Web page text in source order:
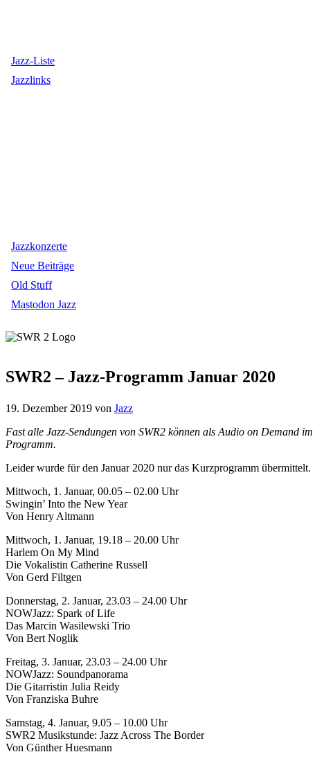
Jazz-Liste
Jazzlinks
Jazzkonzerte
Neue Beiträge
Old Stuff
Mastodon Jazz
SWR2 – Jazz-Programm Januar 2020
19. Dezember 2019 von Jazz
Fast alle Jazz-Sendungen von SWR2 können als Audio on Demand
Programm.
Leider wurde für den Januar 2020 nur das Kurzprogramm übermittelt.
Mittwoch, 1. Januar, 00.05 – 02.00 Uhr
Swingin’ Into the New Year
Von Henry Altmann
Mittwoch, 1. Januar, 19.18 – 20.00 Uhr
Harlem On My Mind
Die Vokalistin Catherine Russell
Von Gerd Filtgen
Donnerstag, 2. Januar, 23.03 – 24.00 Uhr
NOWJazz: Spark of Life
Das Marcin Wasilewski Trio
Von Bert Noglik
Freitag, 3. Januar, 23.03 – 24.00 Uhr
NOWJazz: Soundpanorama
Die Gitarristin Julia Reidy
Von Franziska Buhre
Samstag, 4. Januar, 9.05 – 10.00 Uhr
SWR2 Musikstunde: Jazz Across The Border
Von Günther Huesmann